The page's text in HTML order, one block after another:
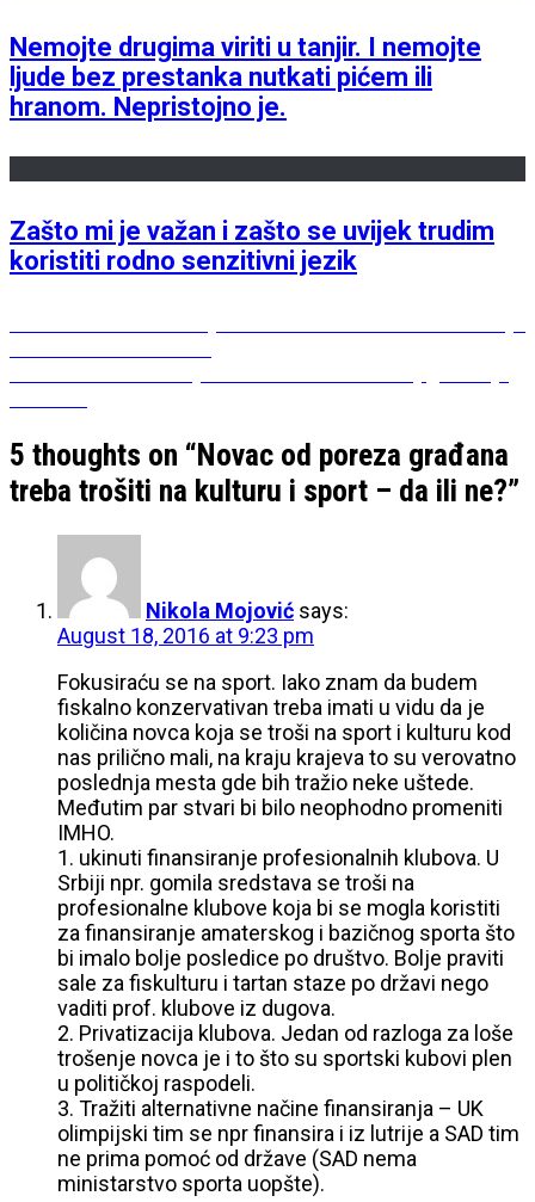
Nemojte drugima viriti u tanjir. I nemojte
ljude bez prestanka nutkati pićem ili
hranom. Nepristojno je.
Zašto mi je važan i zašto se uvijek trudim
koristiti rodno senzitivni jezik
Post
navigation
5 thoughts on “Novac od poreza građana
treba trošiti na kulturu i sport – da ili ne?”
Nikola Mojović says:
August 18, 2016 at 9:23 pm
Fokusiraću se na sport. Iako znam da budem
fiskalno konzervativan treba imati u vidu da je
količina novca koja se troši na sport i kulturu kod
nas prilično mali, na kraju krajeva to su verovatno
poslednja mesta gde bih tražio neke uštede.
Međutim par stvari bi bilo neophodno promeniti
IMHO.
1. ukinuti finansiranje profesionalnih klubova. U
Srbiji npr. gomila sredstava se troši na
profesionalne klubove koja bi se mogla koristiti
za finansiranje amaterskog i bazičnog sporta što
bi imalo bolje posledice po društvo. Bolje praviti
sale za fiskulturu i tartan staze po državi nego
vaditi prof. klubove iz dugova.
2. Privatizacija klubova. Jedan od razloga za loše
trošenje novca je i to što su sportski kubovi plen
u političkoj raspodeli.
3. Tražiti alternativne načine finansiranja – UK
olimpijski tim se npr finansira i iz lutrije a SAD tim
ne prima pomoć od države (SAD nema
ministarstvo sporta uopšte).